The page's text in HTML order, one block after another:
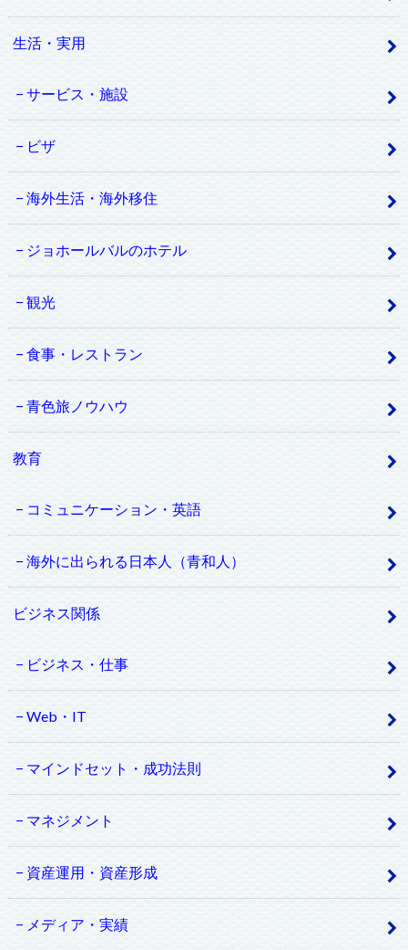
生活・実用
サービス・施設
ビザ
海外生活・海外移住
ジョホールバルのホテル
観光
食事・レストラン
青色旅ノウハウ
教育
コミュニケーション・英語
海外に出られる日本人（青和人）
ビジネス関係
ビジネス・仕事
Web・IT
マインドセット・成功法則
マネジメント
資産運用・資産形成
メディア・実績